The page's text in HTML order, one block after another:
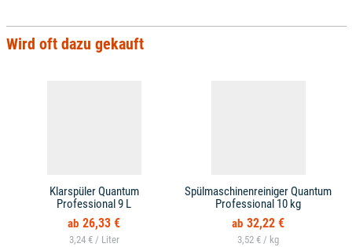
Wird oft dazu gekauft
Klarspüler Quantum
Professional 9 L
26,33 €
3,24 € /
Spülmaschinenreiniger Quantum
Professional 10 kg
32,22 €
3,52 € /